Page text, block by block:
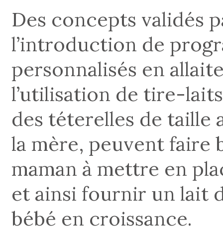
Des concepts validés
l’introduction de
personnalisés en
l’utilisation de tire-
des téterelles de taille
la mère, peuvent faire
maman à mettre en
et ainsi fournir un lait
bébé en croissance.